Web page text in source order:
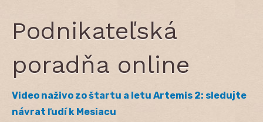
Podnikateľská
poradňa online
Video naživo zo štartu a letu Artemis 2: sledujte
návrat ľudí k Mesiacu